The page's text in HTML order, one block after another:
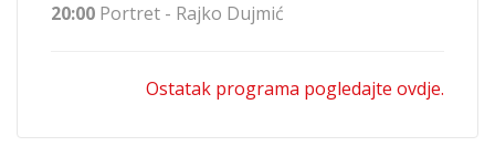
20:00 Portret - Rajko Dujmić
Ostatak programa pogledajte ovdje.